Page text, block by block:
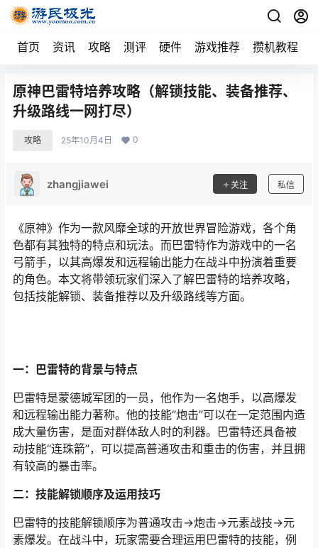
首页 资讯 攻略 测评 硬件 游戏推荐 攒机教程
原神巴雷特培养攻略（解锁技能、装备推荐、
升级路线一网打尽）
攻略 25年10月4日 0
zhangjiawei 关注 私信
《原神》作为一款风靡全球的开放世界冒险游戏，各个角
色都有其独特的特点和玩法。而巴雷特作为游戏中的一名
弓箭手，以其高爆发和远程输出能力在战斗中扮演着重要
的角色。本文将带领玩家们深入了解巴雷特的培养攻略，
包括技能解锁、装备推荐以及升级路线等方面。
一：巴雷特的背景与特点
巴雷特是蒙德城军团的一员，他作为一名炮手，以高爆发
和远程输出能力著称。他的技能“炮击”可以在一定范围内造
成大量伤害，是面对群体敌人时的利器。巴雷特还具备被
动技能“连珠箭”，可以提高普通攻击和重击的伤害，并且拥
有较高的暴击率。
二：技能解锁顺序及运用技巧
巴雷特的技能解锁顺序为普通攻击→炮击→元素战技→元
素爆发。在战斗中，玩家需要合理运用巴雷特的技能，例